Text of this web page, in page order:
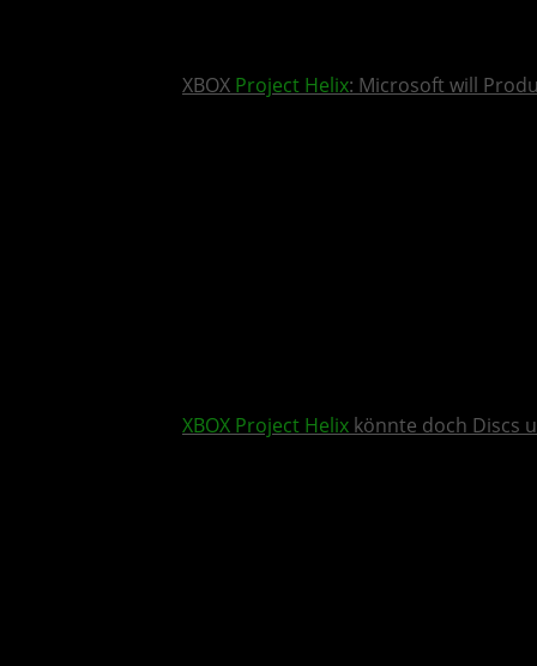
XBOX Project Helix: Microsoft will
XBOX Project Helix könnte doch Discs